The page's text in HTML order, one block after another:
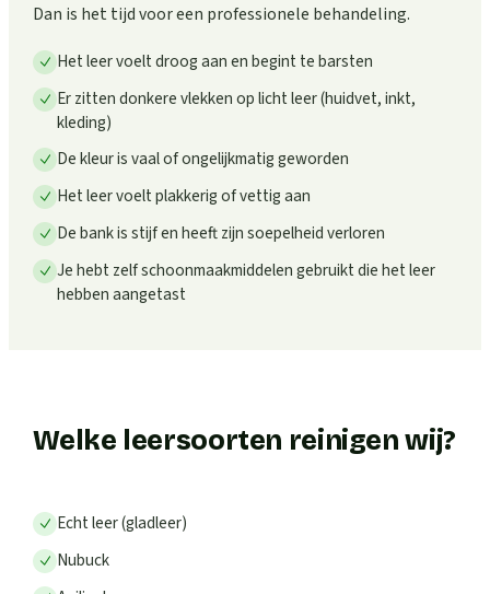
Dan is het tijd voor een professionele behandeling.
Het leer voelt droog aan en begint te barsten
Er zitten donkere vlekken op licht leer (huidvet, inkt,
kleding)
De kleur is vaal of ongelijkmatig geworden
Het leer voelt plakkerig of vettig aan
De bank is stijf en heeft zijn soepelheid verloren
Je hebt zelf schoonmaakmiddelen gebruikt die het leer
hebben aangetast
Welke leersoorten reinigen wij?
Echt leer (gladleer)
Nubuck